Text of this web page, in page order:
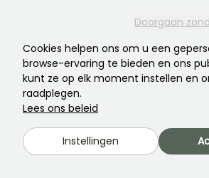
Doorgaan
Cookies helpen ons om u een
browse-ervaring te bieden en ons
kunt ze op elk moment instellen en
raadplegen.
Lees ons beleid
Instellingen
Veelgestelde vragen
Neem contact met ons op
TAAL
Promessedefleurs.com